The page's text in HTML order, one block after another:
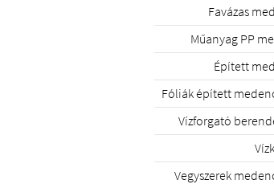
Favázas
Műanyag PP
Épített
Fóliák épített
Vízforgató
Vegyszerek